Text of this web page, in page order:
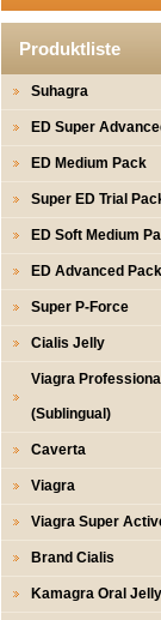
Produktliste
Suhagra
ED Super
ED Medium Pack
Super ED Trial
ED Soft Medium
ED Advanced Pack
Super P-Force
Cialis Jelly
Viagra Professional
(Sublingual)
Caverta
Viagra
Viagra Super
Brand Cialis
Kamagra Oral Jelly